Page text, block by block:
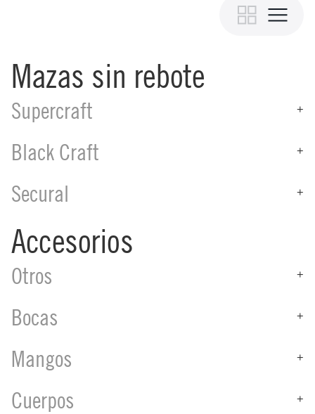
Mazas sin rebote
Supercraft +
Black Craft +
Secural +
Accesorios
Otros +
Bocas +
Mangos +
Cuerpos +